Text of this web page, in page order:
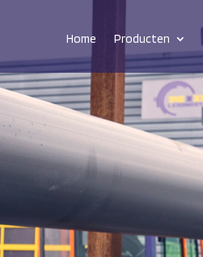
Home Producten